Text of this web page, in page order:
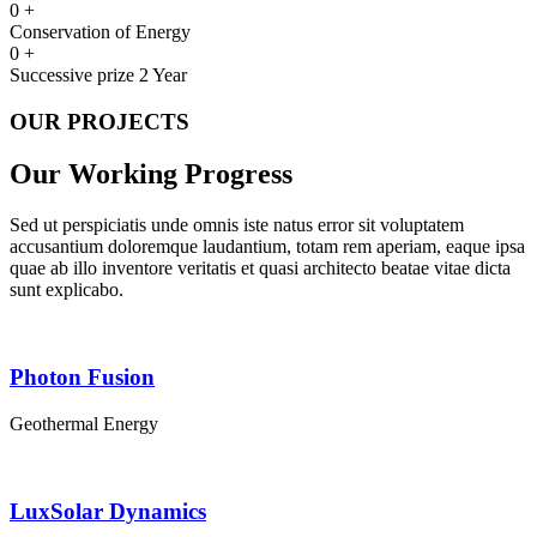
0 +
Conservation of Energy
0 +
Successive prize 2 Year
OUR PROJECTS
Our Working Progress
Sed ut perspiciatis unde omnis iste natus error sit voluptatem
accusantium doloremque laudantium, totam rem aperiam, eaque ipsa
quae ab illo inventore veritatis et quasi architecto beatae vitae dicta
sunt explicabo.
Photon Fusion
Geothermal Energy
LuxSolar Dynamics